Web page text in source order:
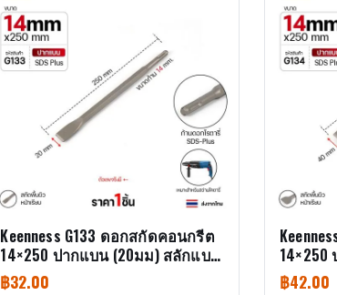
Keenness G133 ดอกสกัดคอนกรีต
14×250 ปากแบน (20มม) สลักแบบ
SDS Plus (Chisel)
฿32.00
SDS Plus
฿42.00